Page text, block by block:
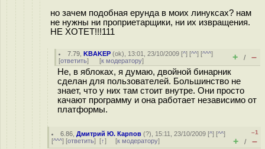
но зачем подобная ерунда в моих линуксах? нам
не нужны ни проприетарщики, ни их извращения.
НЕ ХОТЕТ!!!111
7.79 ,KBAKEP (ok), 13:01, 23/10/2009 [^] [^^] [^^^]
[ответить] [к модератору] + / –
Не, в яблоках, я думаю, двойной бинарник
сделан для пользователей. Большинство не
знает, что у них там стоит внутре. Они просто
качают программу и она работает независимо от
платформы.
6.86 ,Дмитрий Ю. Карпов (?), 15:11, 23/10/2009 [^] [^^]
[^^^] [ответить] [↑] [к модератору]
–1
+ / –